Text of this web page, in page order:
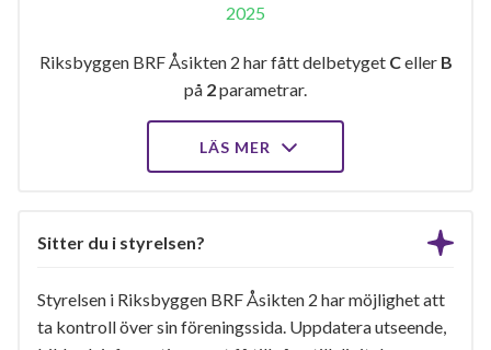
2025
Riksbyggen BRF Åsikten 2 har fått delbetyget Celler B
på 2parametrar.
LÄS MER
Sitter du i styrelsen?
Styrelsen i Riksbyggen BRF Åsikten 2 har möjlighet att
ta kontroll över sin föreningssida. Uppdatera utseende,